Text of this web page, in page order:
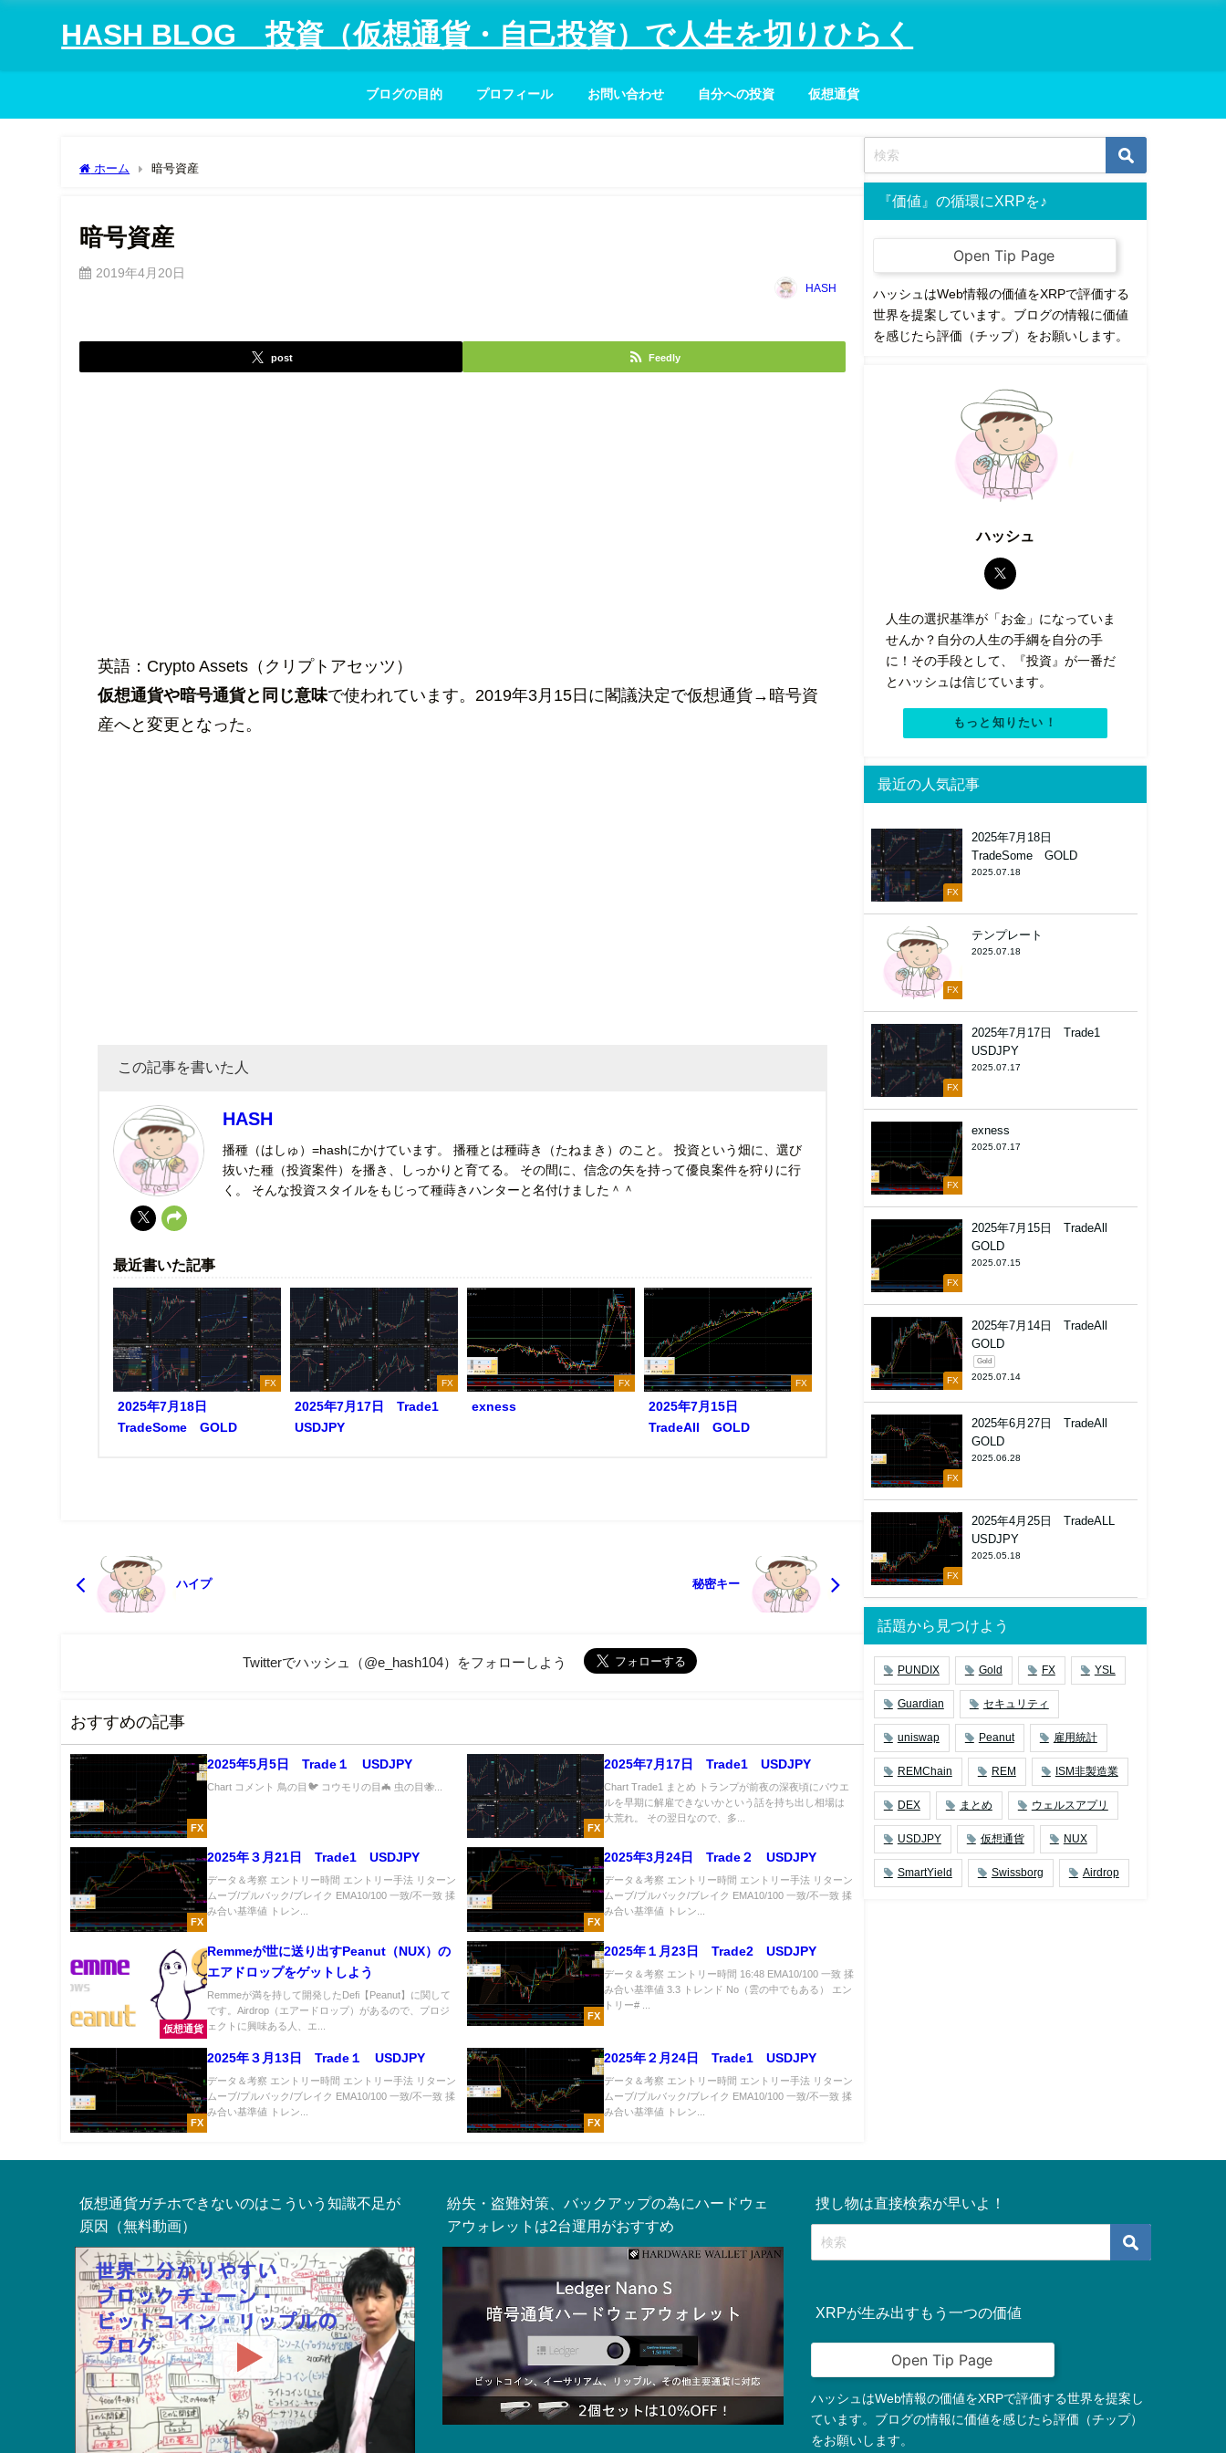
HASH BLOG 投資（仮想通貨・自己投資）で人生を切りひらく
ブログの目的 プロフィール お問い合わせ 自分への投資 仮想通貨
ホーム 暗号資産
暗号資産
2019年4月20日
HASH
post Feedly
英語：Crypto Assets（クリプトアセッツ）
仮想通貨や暗号通貨と同じ意味で使われています。2019年3月15日に閣議決定で仮想通貨→暗号資
産へと変更となった。
この記事を書いた人
HASH
播種（はしゅ）=hashにかけています。 播種とは種蒔き（たねまき）のこと。 投資という畑に、選び
抜いた種（投資案件）を播き、しっかりと育てる。 その間に、信念の矢を持って優良案件を狩りに行
く。 そんな投資スタイルをもじって種蒔きハンターと名付けました＾＾
最近書いた記事
FX
2025年7月18日
TradeSome GOLD
FX
2025年7月17日 Trade1
USDJPY
FX
exness
FX
2025年7月15日
TradeAll GOLD
ハイプ 秘密キー
Twitterでハッシュ（@e_hash104）をフォローしよう
おすすめの記事
FX
2025年5月5日 Trade１ USDJPY
Chart コメント 鳥の目🐦 コウモリの目🦇 虫の目🐝...
FX
2025年7月17日 Trade1 USDJPY
Chart Trade1 まとめ トランプが前夜の深夜頃にパウエ
ルを早期に解雇できないかという話を持ち出し相場は
大荒れ。 その翌日なので、多...
FX
2025年３月21日 Trade1 USDJPY
データ＆考察 エントリー時間 エントリー手法 リターン
ムーブ/プルバック/ブレイク EMA10/100 一致/不一致 揉
み合い基準値 トレン...
FX
2025年3月24日 Trade２ USDJPY
データ＆考察 エントリー時間 エントリー手法 リターン
ムーブ/プルバック/ブレイク EMA10/100 一致/不一致 揉
み合い基準値 トレン...
仮想通貨
Remmeが世に送り出すPeanut（NUX）の
エアドロップをゲットしよう
Remmeが満を持して開発したDefi【Peanut】に関して
です。Airdrop（エアードロップ）があるので、プロジ
ェクトに興味ある人、エ...
FX
2025年１月23日 Trade2 USDJPY
データ＆考察 エントリー時間 16:48 EMA10/100 一致 揉
み合い基準値 3.3 トレンド No（雲の中でもある） エン
トリー# ...
FX
2025年３月13日 Trade１ USDJPY
データ＆考察 エントリー時間 エントリー手法 リターン
ムーブ/プルバック/ブレイク EMA10/100 一致/不一致 揉
み合い基準値 トレン...
FX
2025年２月24日 Trade1 USDJPY
データ＆考察 エントリー時間 エントリー手法 リターン
ムーブ/プルバック/ブレイク EMA10/100 一致/不一致 揉
み合い基準値 トレン...
『価値』の循環にXRPを♪
ハッシュはWeb情報の価値をXRPで評価する
世界を提案しています。ブログの情報に価値
を感じたら評価（チップ）をお願いします。
ハッシュ
人生の選択基準が「お金」になっていま
せんか？自分の人生の手綱を自分の手
に！その手段として、『投資』が一番だ
とハッシュは信じています。
もっと知りたい！
最近の人気記事
FX
2025年7月18日
TradeSome GOLD
2025.07.18
FX
テンプレート
2025.07.18
FX
2025年7月17日 Trade1
USDJPY
2025.07.17
FX
exness
2025.07.17
FX
2025年7月15日 TradeAll
GOLD
2025.07.15
FX
2025年7月14日 TradeAll
GOLD
Gold
2025.07.14
FX
2025年6月27日 TradeAll
GOLD
2025.06.28
FX
2025年4月25日 TradeALL
USDJPY
2025.05.18
話題から見つけよう
PUNDIX Gold FX YSL
Guardian セキュリティ
uniswap Peanut 雇用統計
REMChain REM ISM非製造業
DEX まとめ ウェルスアプリ
USDJPY 仮想通貨 NUX
SmartYield Swissborg Airdrop
仮想通貨ガチホできないのはこういう知識不足が
原因（無料動画）
紛失・盗難対策、バックアップの為にハードウェ
アウォレットは2台運用がおすすめ
捜し物は直接検索が早いよ！
XRPが生み出すもう一つの価値
ハッシュはWeb情報の価値をXRPで評価する世界を提案し
ています。ブログの情報に価値を感じたら評価（チップ）
をお願いします。